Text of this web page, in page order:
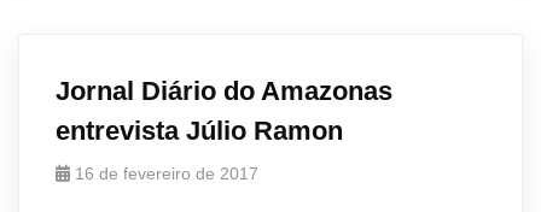
Jornal Diário do Amazonas
entrevista Júlio Ramon
16 de fevereiro de 2017